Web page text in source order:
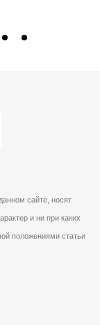
сайте, носят
и ни при каких
положениями статьи